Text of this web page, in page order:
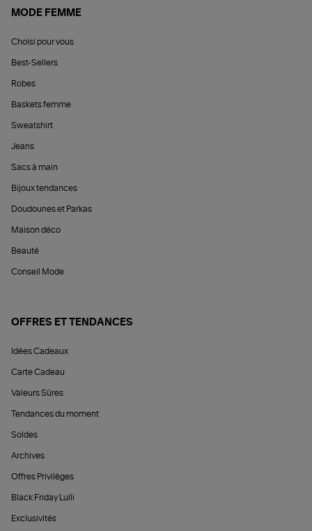
MODE FEMME
Choisi pour vous
Best-Sellers
Robes
Baskets femme
Sweatshirt
Jeans
Sacs à main
Bijoux tendances
Doudounes et Parkas
Maison déco
Beauté
Conseil Mode
OFFRES ET TENDANCES
Idées Cadeaux
Carte Cadeau
Valeurs Sûres
Tendances du moment
Soldes
Archives
Offres Privilèges
Black Friday Lulli
Exclusivités